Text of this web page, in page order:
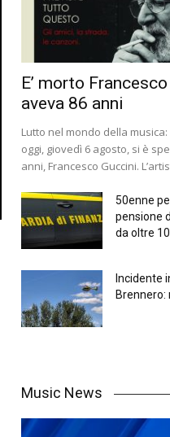
E’ morto
aveva 86 anni
Lutto nel mondo della
oggi, giovedì 6 agosto, si è
anni, Francesco Guccini.
50enne
pensione
da oltre 10
Incidente
Music News